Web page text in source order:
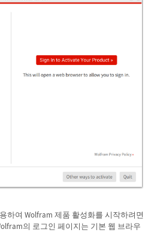
하여 Wolfram 제품 활성화를 시작하려면
의 로그인 페이지는 기본 웹 브라우